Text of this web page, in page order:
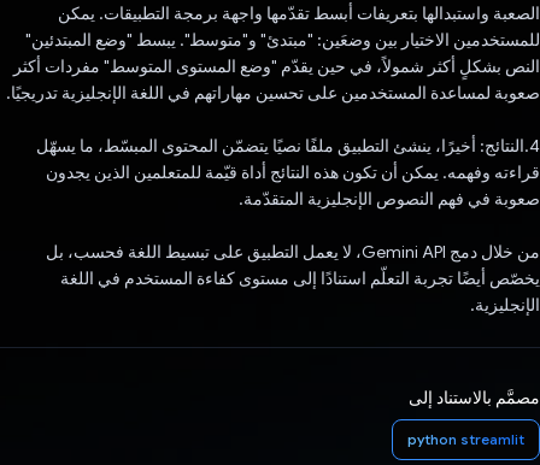
الصعبة واستبدالها بتعريفات أبسط تقدّمها واجهة برمجة التطبيقات. يمكن
للمستخدمين الاختيار بين وضعَين: "مبتدئ" و"متوسط". يبسط "وضع المبتدئين"
النص بشكلٍ أكثر شمولاً، في حين يقدّم "وضع المستوى المتوسط" مفردات أكثر
صعوبة لمساعدة المستخدمين على تحسين مهاراتهم في اللغة الإنجليزية تدريجيًا.
4.النتائج: أخيرًا، ينشئ التطبيق ملفًا نصيًا يتضمّن المحتوى المبسّط، ما يسهّل
قراءته وفهمه. يمكن أن تكون هذه النتائج أداة قيّمة للمتعلمين الذين يجدون
صعوبة في فهم النصوص الإنجليزية المتقدّمة.
من خلال دمج Gemini API، لا يعمل التطبيق على تبسيط اللغة فحسب، بل
يخصّص أيضًا تجربة التعلّم استنادًا إلى مستوى كفاءة المستخدم في اللغة
الإنجليزية.
مصمَّم بالاستناد إلى
python streamlit